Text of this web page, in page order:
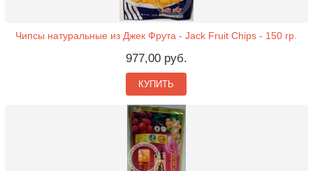
Чипсы натуральные из Джек Фрута - Jack Fruit Chips - 150 гр.
977,00 руб.
КУПИТЬ